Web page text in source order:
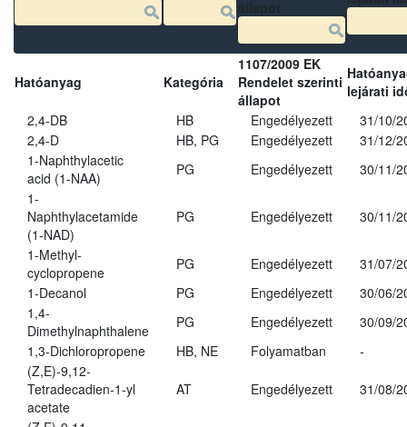
Hatóanyag Kategória
1107/2009 EK
Rendelet szerinti
állapot
lejárati
2,4-DB
HB Engedélyezett
31/10/
2,4-D
HB, PG Engedélyezett
31/12/
1-Naphthylacetic
acid (1-NAA)
PG Engedélyezett
30/11/
1-
Naphthylacetamide
(1-NAD)
PG Engedélyezett 30/11/
1-Methyl-
cyclopropene
PG Engedélyezett
31/07/
1-Decanol
PG Engedélyezett
30/06/
1,4-
Dimethylnaphthalene
PG Engedélyezett
30/09/
1,3-Dichloropropene
HB, NE Folyamatban
-
(Z,E)-9,12-
Tetradecadien-1-yl
acetate
AT Engedélyezett 31/08/